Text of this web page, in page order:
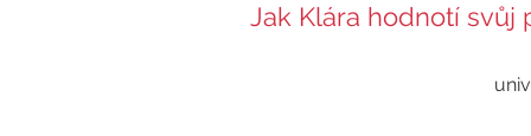
Jak Klára hodnotí svůj